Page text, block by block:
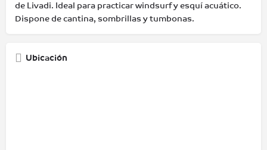
de Livadi. Ideal para practicar windsurf y esquí acuático.
Dispone de cantina, sombrillas y tumbonas.
Ubicación